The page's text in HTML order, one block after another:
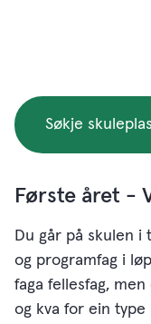
Søkje
Første året -
Du går på skulen i
og programfag i
faga fellesfag,
og kva for ein